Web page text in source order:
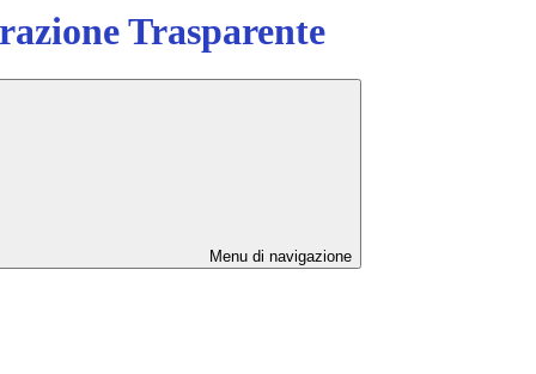
Trasparente
Menu di navigazione